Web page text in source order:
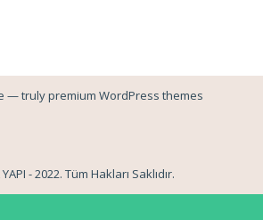
— trulypremium WordPress themes
- 2022. Tüm Hakları Saklıdır.